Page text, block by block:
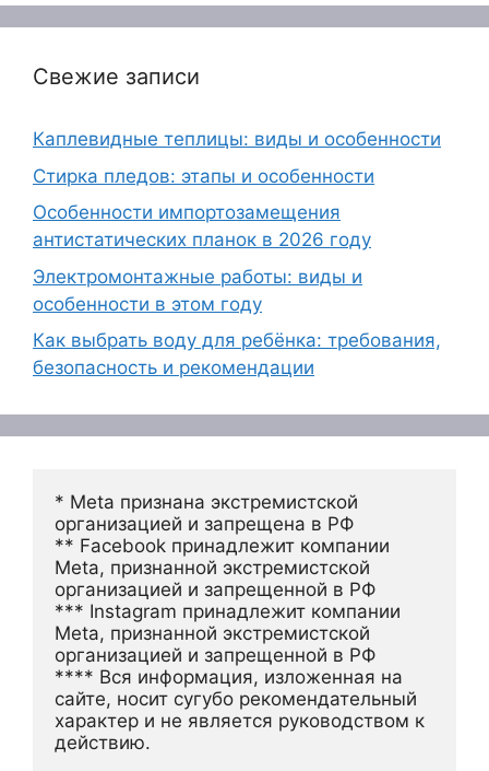
Свежие записи
Каплевидные теплицы: виды и особенности
Стирка пледов: этапы и особенности
Особенности импортозамещения
антистатических планок в 2026 году
Электромонтажные работы: виды и
особенности в этом году
Как выбрать воду для ребёнка: требования,
безопасность и рекомендации
* Meta признана экстремистской
организацией и запрещена в РФ
** Facebook принадлежит компании
Meta, признанной экстремистской
организацией и запрещенной в РФ
*** Instagram принадлежит компании
Meta, признанной экстремистской
организацией и запрещенной в РФ
**** Вся информация, изложенная на
сайте, носит сугубо рекомендательный
характер и не является руководством к
действию.